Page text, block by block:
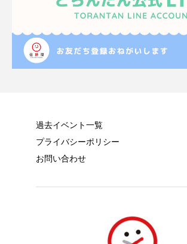
過去イベント一覧
プライバシーポリシー
お問い合わせ